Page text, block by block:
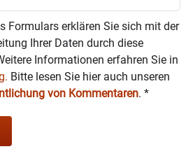
dem ArbeitskreisHaus für
Stand
Gemeindehalle
und eventuell
Übernahme eines
Formulars erklären Sie sich mit der
Ihrer Daten durch diese
Informationen erfahren Sie in
Bitte lesen Sie hier auch unseren
von Kommentaren. *